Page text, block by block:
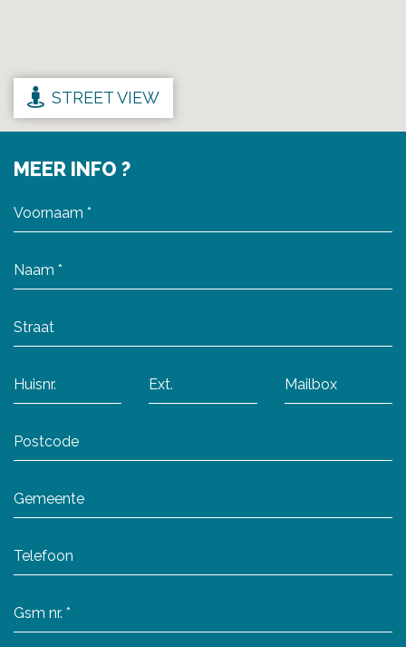
STREET VIEW
MEER INFO ?